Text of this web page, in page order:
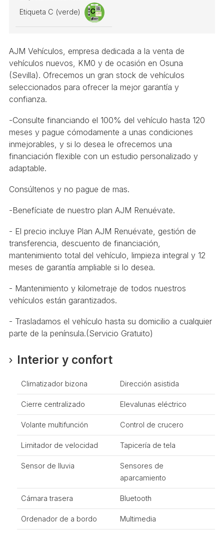
Etiqueta C (verde)
AJM Vehículos, empresa dedicada a la venta de
vehículos nuevos, KM0 y de ocasión en Osuna
(Sevilla). Ofrecemos un gran stock de vehículos
seleccionados para ofrecer la mejor garantía y
confianza.
-Consulte financiando el 100% del vehículo hasta 120
meses y pague cómodamente a unas condiciones
inmejorables, y si lo desea le ofrecemos una
financiación flexible con un estudio personalizado y
adaptable.
Consúltenos y no pague de mas.
-Benefíciate de nuestro plan AJM Renuévate.
- El precio incluye Plan AJM Renuévate, gestión de
transferencia, descuento de financiación,
mantenimiento total del vehículo, limpieza integral y 12
meses de garantía ampliable si lo desea.
- Mantenimiento y kilometraje de todos nuestros
vehículos están garantizados.
- Trasladamos el vehículo hasta su domicilio a cualquier
parte de la península.(Servicio Gratuito)
Interior y confort
Climatizador bizona Dirección asistida
Cierre centralizado Elevalunas eléctrico
Volante multifunción Control de crucero
Limitador de velocidad Tapicería de tela
Sensor de lluvia
Sensores de
aparcamiento
Cámara trasera Bluetooth
Ordenador de a bordo Multimedia